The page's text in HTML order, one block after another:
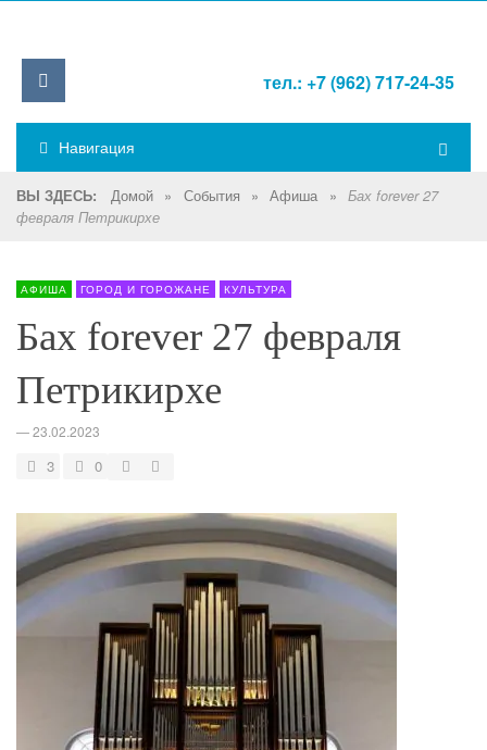
тел.: +7 (962) 717-24-35
Навигация
ВЫ ЗДЕСЬ: Домой » События » Афиша »
Бах forever 27
февраля Петрикирхе
АФИША ГОРОД И ГОРОЖАНЕ КУЛЬТУРА
Бах forever 27 февраля
Петрикирхе
—23.02.2023
3 0